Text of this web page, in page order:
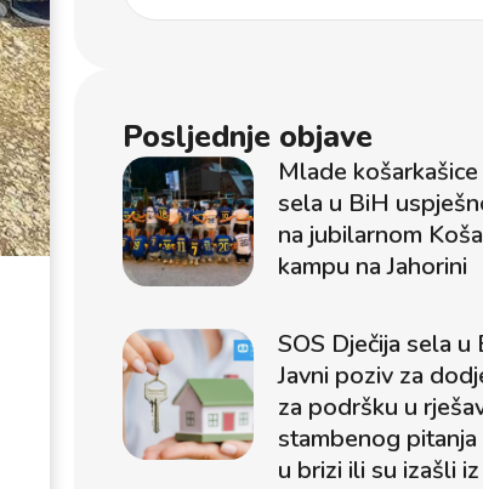
Posljednje objave
Mlade
sela u BiH
na jubilarnom
kampu na Jahorini
SOS Dječija sela
Javni poziv za
za podršku u
stambenog
u brizi ili su izašli